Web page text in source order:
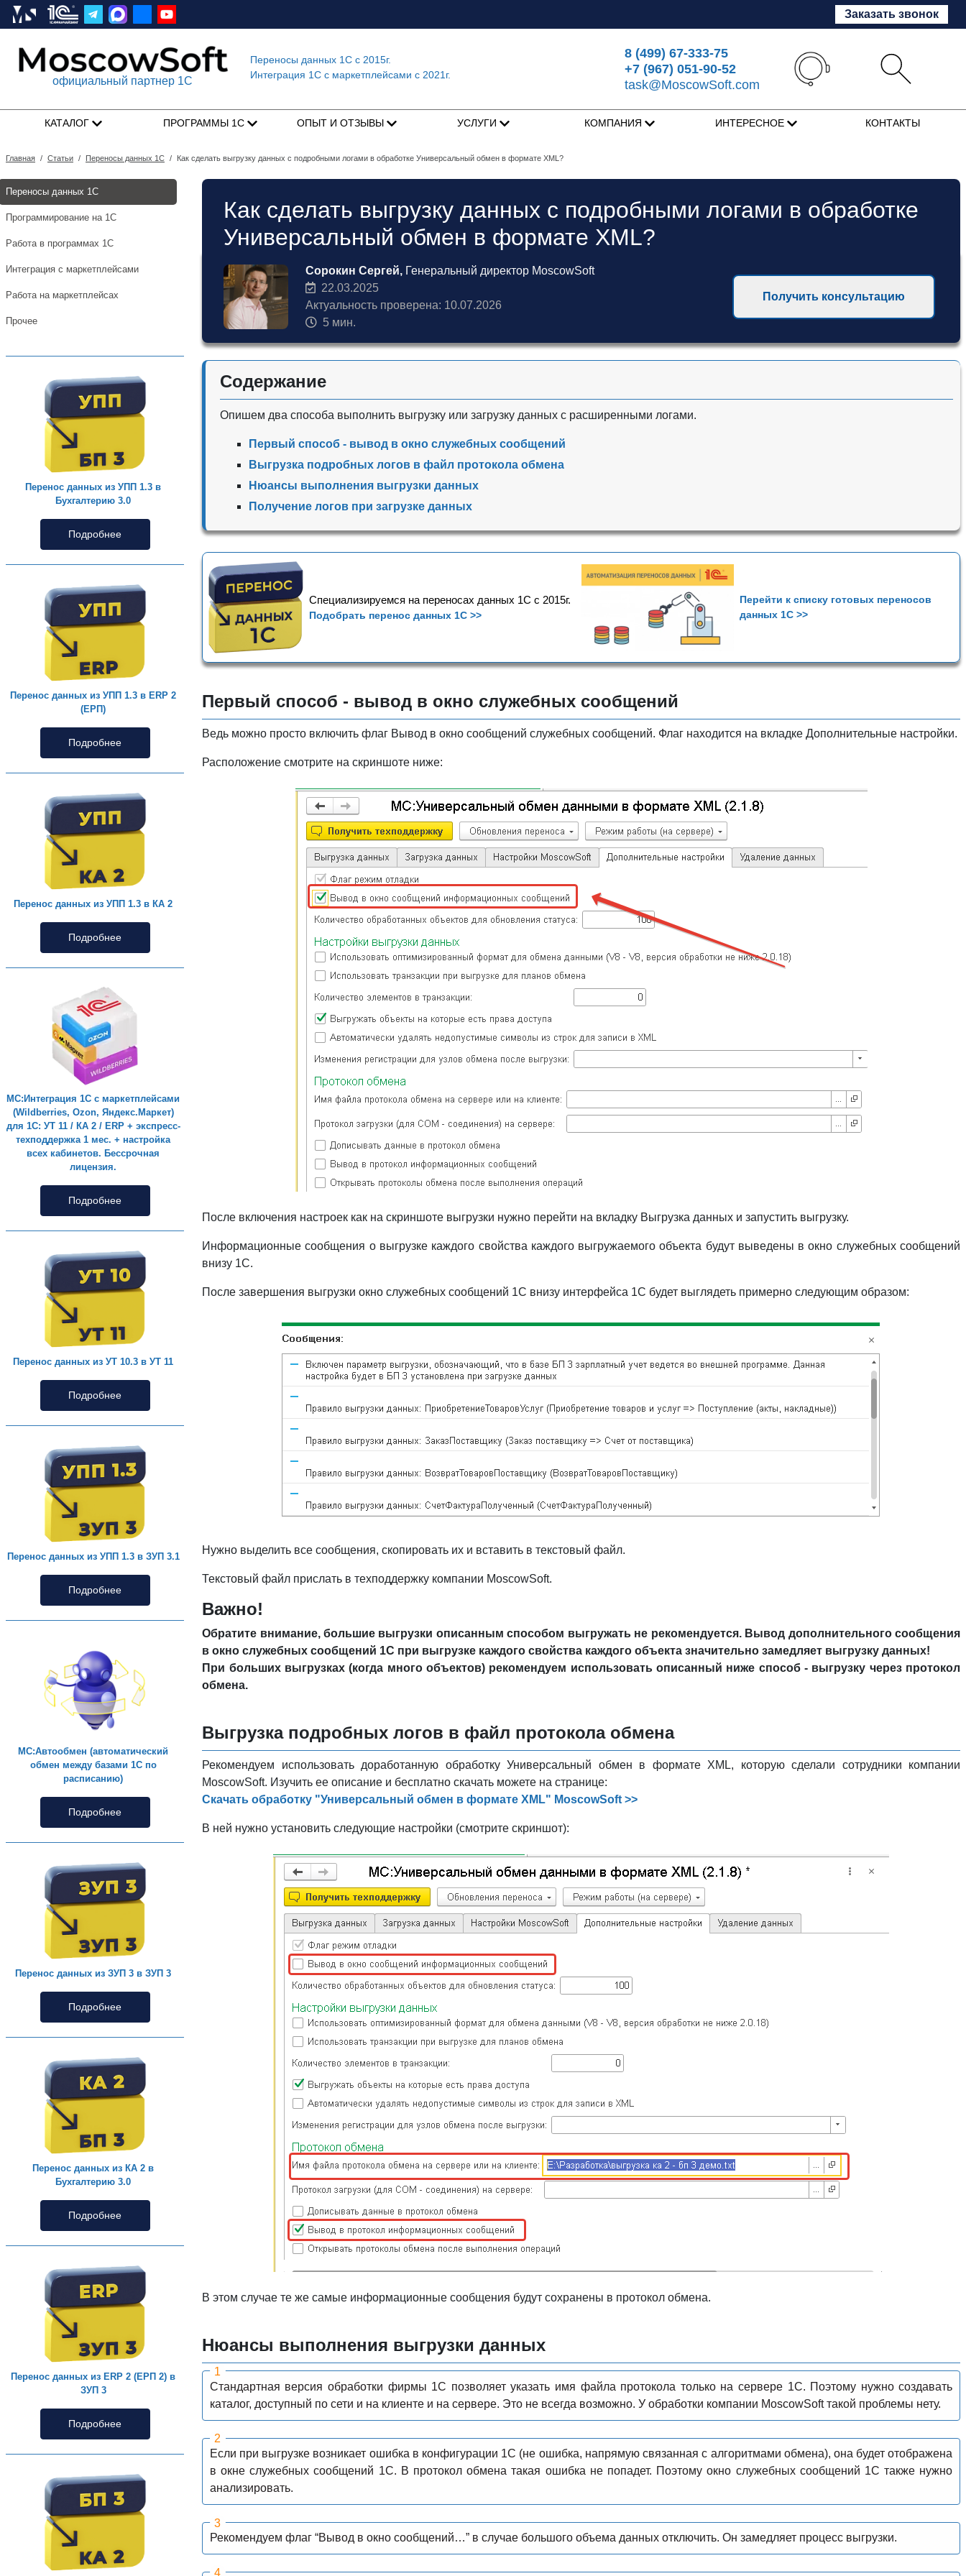
Заказать звонок
официальный партнер 1С
Переносы данных 1Сс 2015г.
Интеграция 1C с маркетплейсами с 2021г.
8 (499) 67-333-75
+7 (967) 051-90-52
task@MoscowSoft.com
КАТАЛОГ ПРОГРАММЫ 1С ОПЫТ И ОТЗЫВЫ УСЛУГИ КОМПАНИЯ ИНТЕРЕСНОЕ КОНТАКТЫ
Главная / Статьи / Переносы данных 1С / Как сделать выгрузку данных с подробными логами в обработке Универсальный обмен в формате XML?
Переносы данных 1С
Программирование на 1С
Работа в программах 1С
Интеграция с маркетплейсами
Работа на маркетплейсах
Прочее
Перенос данных из УПП 1.3 в
Бухгалтерию 3.0
Подробнее
Перенос данных из УПП 1.3 в ERP 2
(ЕРП)
Подробнее
Перенос данных из УПП 1.3 в КА 2
Подробнее
МС:Интеграция 1С с маркетплейсами
(Wildberries, Ozon, Яндекс.Маркет)
для 1С: УТ 11 / КА 2 / ERP + экспресс-
техподдержка 1 мес. + настройка
всех кабинетов. Бессрочная
лицензия.
Подробнее
Перенос данных из УТ 10.3 в УТ 11
Подробнее
Перенос данных из УПП 1.3 в ЗУП 3.1
Подробнее
МС:Автообмен (автоматический
обмен между базами 1С по
расписанию)
Подробнее
Перенос данных из ЗУП 3 в ЗУП 3
Подробнее
Перенос данных из КА 2 в
Бухгалтерию 3.0
Подробнее
Перенос данных из ERP 2 (ЕРП 2) в
ЗУП 3
Подробнее
Как сделать выгрузку данных с подробными логами в обработке
Универсальный обмен в формате XML?
Сорокин Сергей, Генеральный директор MoscowSoft
22.03.2025
Актуальность проверена: 10.07.2026
5 мин.
Получить консультацию
Содержание
Опишем два способа выполнить выгрузку или загрузку данных с расширенными логами.
Первый способ - вывод в окно служебных сообщений
Выгрузка подробных логов в файл протокола обмена
Нюансы выполнения выгрузки данных
Получение логов при загрузке данных
Специализируемся на переносах данных 1С с 2015г.
Подобрать перенос данных 1С >>
Перейти к списку готовых переносов
данных 1С >>
Первый способ - вывод в окно служебных сообщений
Ведь можно просто включить флаг Вывод в окно сообщений служебных сообщений. Флаг находится на вкладке Дополнительные настройки.
Расположение смотрите на скриншоте ниже:
После включения настроек как на скриншоте выгрузки нужно перейти на вкладку Выгрузка данных и запустить выгрузку.
Информационные сообщения о выгрузке каждого свойства каждого выгружаемого объекта будут выведены в окно служебных сообщений
внизу 1С.
После завершения выгрузки окно служебных сообщений 1С внизу интерфейса 1С будет выглядеть примерно следующим образом:
Нужно выделить все сообщения, скопировать их и вставить в текстовый файл.
Текстовый файл прислать в техподдержку компании MoscowSoft.
Важно!
Обратите внимание, большие выгрузки описанным способом выгружать не рекомендуется. Вывод дополнительного сообщения
в окно служебных сообщений 1С при выгрузке каждого свойства каждого объекта значительно замедляет выгрузку данных!
При больших выгрузках (когда много объектов) рекомендуем использовать описанный ниже способ - выгрузку через протокол
обмена.
Выгрузка подробных логов в файл протокола обмена
Рекомендуем использовать доработанную обработку Универсальный обмен в формате XML, которую сделали сотрудники компании
MoscowSoft. Изучить ее описание и бесплатно скачать можете на странице:
Скачать обработку "Универсальный обмен в формате XML" MoscowSoft >>
В ней нужно установить следующие настройки (смотрите скриншот):
В этом случае те же самые информационные сообщения будут сохранены в протокол обмена.
Нюансы выполнения выгрузки данных
Стандартная версия обработки фирмы 1С позволяет указать имя файла протокола только на сервере 1С. Поэтому нужно создавать
каталог, доступный по сети и на клиенте и на сервере. Это не всегда возможно. У обработки компании MoscowSoft такой проблемы нету.
Если при выгрузке возникает ошибка в конфигурации 1С (не ошибка, напрямую связанная с алгоритмами обмена), она будет отображена
в окне служебных сообщений 1С. В протокол обмена такая ошибка не попадет. Поэтому окно служебных сообщений 1С также нужно
анализировать.
Рекомендуем флаг “Вывод в окно сообщений…” в случае большого объема данных отключить. Он замедляет процесс выгрузки.